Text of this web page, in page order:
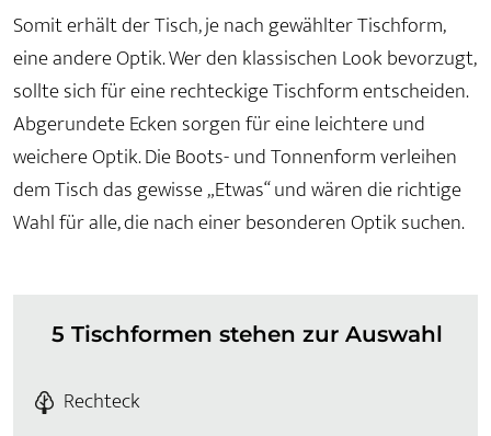
Somit erhält der Tisch, je nach gewählter Tischform,
eine andere Optik. Wer den klassischen Look bevorzugt,
sollte sich für eine rechteckige Tischform entscheiden.
Abgerundete Ecken sorgen für eine leichtere und
weichere Optik. Die Boots- und Tonnenform verleihen
dem Tisch das gewisse „Etwas“ und wären die richtige
Wahl für alle, die nach einer besonderen Optik suchen.
5 Tischformen stehen zur Auswahl
Rechteck